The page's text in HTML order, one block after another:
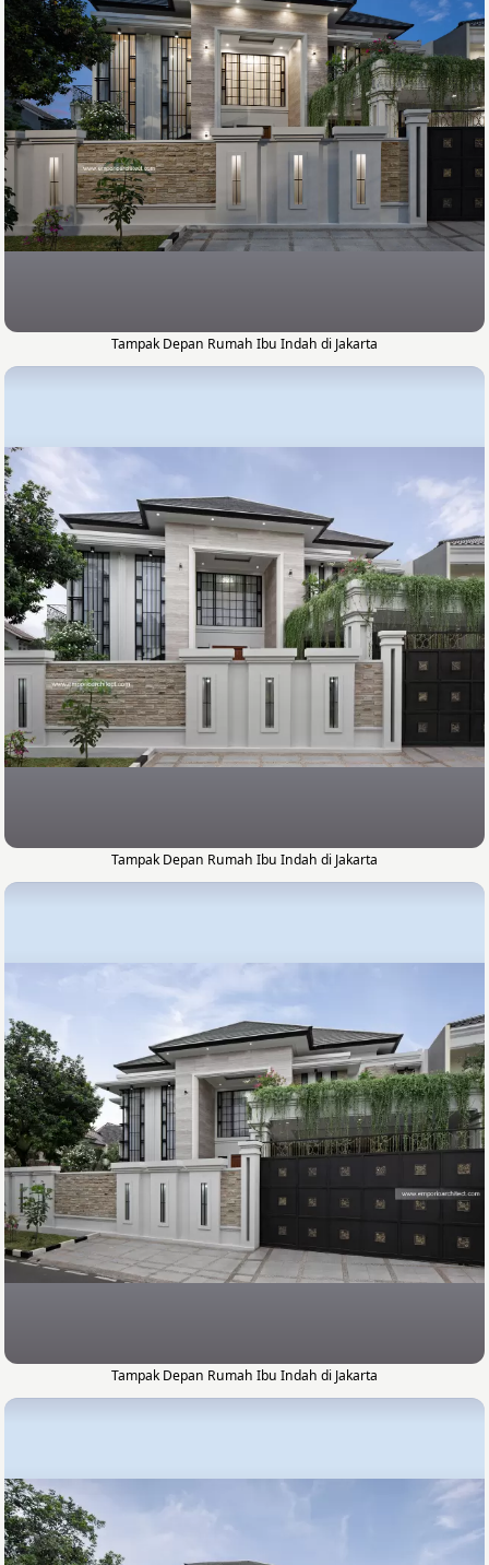
Tampak Depan Rumah Ibu Indah di Jakarta
Tampak Depan Rumah Ibu Indah di Jakarta
Tampak Depan Rumah Ibu Indah di Jakarta